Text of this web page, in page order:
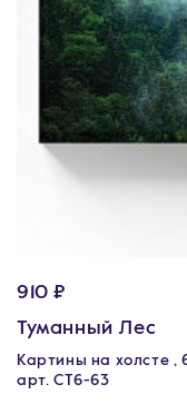
910 ₽
Туманный Лес
Картины на холсте ,
арт. CT6-63